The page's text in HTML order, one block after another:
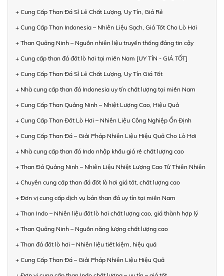
+ Cung Cấp Than Đá Sỉ Lẻ Chất Lượng, Uy Tín, Giá Rẻ
+ Cung Cấp Than Indonesia – Nhiên Liệu Sạch, Giá Tốt Cho Lò Hơi
+ Than Quảng Ninh – Nguồn nhiên liệu truyền thống đáng tin cậy
+ Cung cấp than đá đốt lò hơi tại miền Nam [UY TÍN - GIÁ TỐT]
+ Cung Cấp Than Đá Sỉ Lẻ Chất Lượng, Uy Tín Giá Tốt
+ Nhà cung cấp than đá Indonesia uy tín chất lượng tại miền Nam
+ Cung Cấp Than Quảng Ninh – Nhiệt Lượng Cao, Hiệu Quả
+ Cung Cấp Than Đốt Lò Hơi – Nhiên Liệu Công Nghiệp Ổn Định
+ Cung Cấp Than Đá – Giải Pháp Nhiên Liệu Hiệu Quả Cho Lò Hơi
+ Nhà cung cấp than đá Indo nhập khẩu giá rẻ chất lượng cao
+ Than Đá Quảng Ninh – Nhiên Liệu Nhiệt Lượng Cao Từ Thiên Nhiên
+ Chuyên cung cấp than đá đốt lò hơi giá tốt, chất lượng cao
+ Đơn vị cung cấp dịch vụ bán than đá uy tín tại miền Nam
+ Than Indo – Nhiên liệu đốt lò hơi chất lượng cao, giá thành hợp lý
+ Than Quảng Ninh – Nguồn năng lượng chất lượng cao
+ Than đá đốt lò hơi – Nhiên liệu tiết kiệm, hiệu quả
+ Cung Cấp Than Đá – Giải Pháp Nhiên Liệu Hiệu Quả